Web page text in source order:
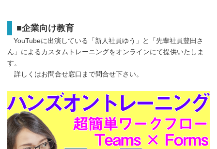
■企業向け教育
YouTubeに出演している「新人社員ゆう」と「先輩社員豊田さ
ん」によるカスタムトレーニングをオンラインにて提供いたしま
す。
詳しくはお問合せ窓口まで問合せ下さい。